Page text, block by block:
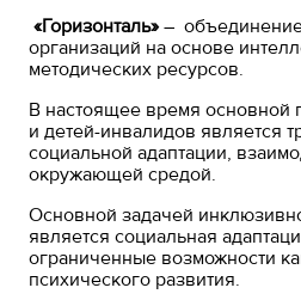
«Горизонталь»–
организаций на основе
методических ресурсов.
В настоящее время основной
и детей-инвалидов является
социальной адаптации,
окружающей средой.
Основной задачей
является социальная
ограниченные возможности
психического развития.